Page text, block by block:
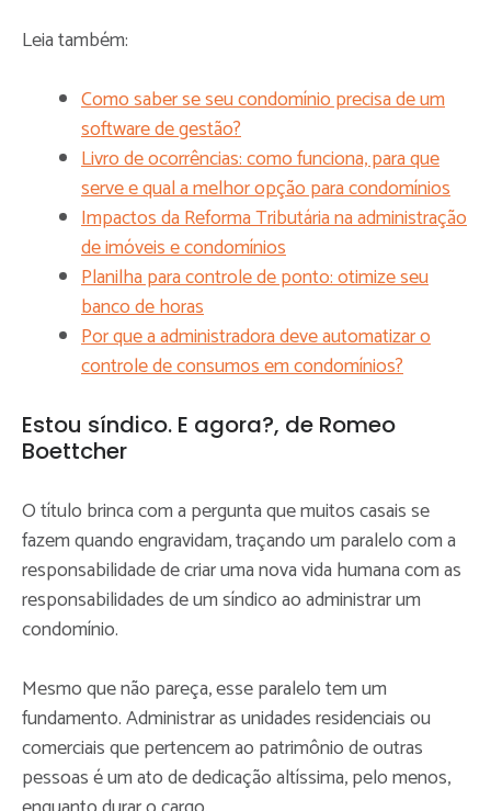
Leia também:
Como saber se seu condomínio precisa de um
software de gestão?
Livro de ocorrências: como funciona, para que
serve e qual a melhor opção para condomínios
Impactos da Reforma Tributária na administração
de imóveis e condomínios
Planilha para controle de ponto: otimize seu
banco de horas
Por que a administradora deve automatizar o
controle de consumos em condomínios?
Estou síndico. E agora?, de Romeo
Boettcher
O título brinca com a pergunta que muitos casais se
fazem quando engravidam, traçando um paralelo com a
responsabilidade de criar uma nova vida humana com as
responsabilidades de um síndico ao administrar um
condomínio.
Mesmo que não pareça, esse paralelo tem um
fundamento. Administrar as unidades residenciais ou
comerciais que pertencem ao patrimônio de outras
pessoas é um ato de dedicação altíssima, pelo menos,